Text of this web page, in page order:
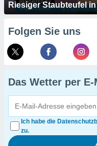
Riesiger Staubteufel
Folgen Sie uns
Das Wetter per E-
Ich habe die
zu.